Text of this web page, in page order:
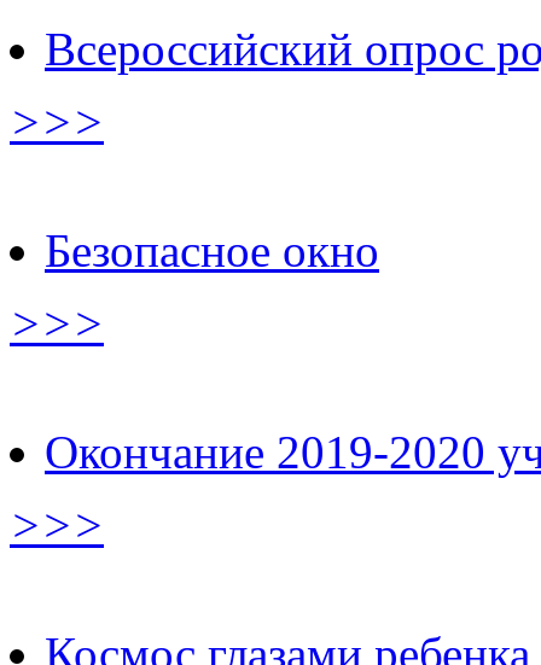
Всероссийский опрос
>>>
Безопасное окно
>>>
Окончание 2019-2020
>>>
Космос глазами ребенка